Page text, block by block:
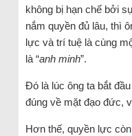
không bị hạn chế bởi
nắm quyền đủ lâu, thì
lực và trí tuệ là cùng
là “anh minh”.
Đó là lúc ông ta bắt
đúng về mặt đạo đức,
Hơn thế, quyền lực